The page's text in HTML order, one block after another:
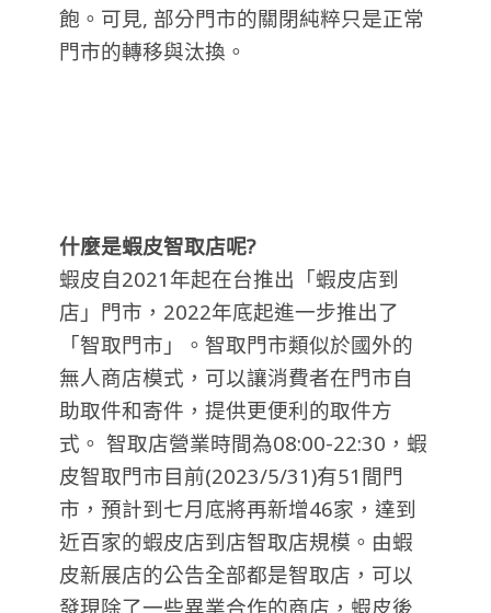
飽。可見, 部分門市的關閉純粹只是正常
門市的轉移與汰換。
什麼是蝦皮智取店呢?
蝦皮自2021年起在台推出「蝦皮店到
店」門市，2022年底起進一步推出了
「智取門市」。智取門市類似於國外的
無人商店模式，可以讓消費者在門市自
助取件和寄件，提供更便利的取件方
式。 智取店營業時間為08:00-22:30，蝦
皮智取門市目前(2023/5/31)有51間門
市，預計到七月底將再新增46家，達到
近百家的蝦皮店到店智取店規模。由蝦
皮新展店的公告全部都是智取店，可以
發現除了一些異業合作的商店，蝦皮後